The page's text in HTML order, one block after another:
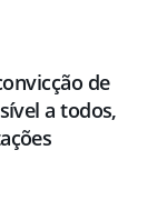
de
a todos,